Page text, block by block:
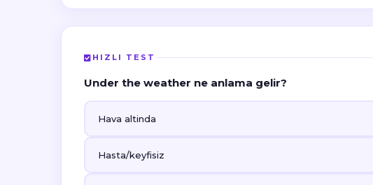
HIZLI TEST
Under the weather ne anlama gelir?
Hava altinda
Hasta/keyfisiz